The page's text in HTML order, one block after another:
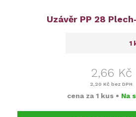
Uzávěr PP 28
2,66 Kč
2,20 Kč bez DPH
cena za 1 kus • Na